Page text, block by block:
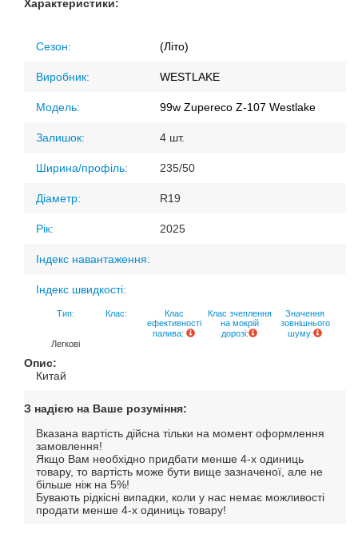
Характеристики:
Сезон: (Літо)
Виробник: WESTLAKE
Модель: 99w Zupereco Z-107 Westlake
Залишок: 4 шт.
Ширина/профіль: 235/50
Діаметр: R19
Рік: 2025
Індекс навантаження:
Індекс швидкості:
Тип:
Легкові
Клас:
Клас
ефективності
палива:
Клас зчеплення
на мокрій
дорозі:
Значення
зовнішнього
шуму:
Опис:
Китай
З надією на Ваше розуміння:
Вказана вартість дійсна тільки на момент оформлення
замовлення!
Якщо Вам необхідно придбати менше 4-х одиниць
товару, то вартість може бути вище зазначеної, але не
більше ніж на 5%!
Бувають рідкісні випадки, коли у нас немає можливості
продати менше 4-х одиниць товару!